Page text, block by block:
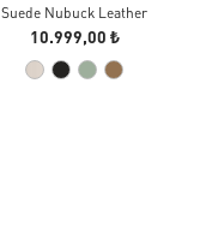
Suede Nubuck Leather
10.999,00 ₺